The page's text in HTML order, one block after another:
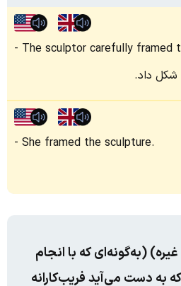
The sculptor carefully framed
شکل داد.
She framed the sculpture.
(به‌گونه‌ای که با انجام
به دست می‌آید فریب‌کارانه